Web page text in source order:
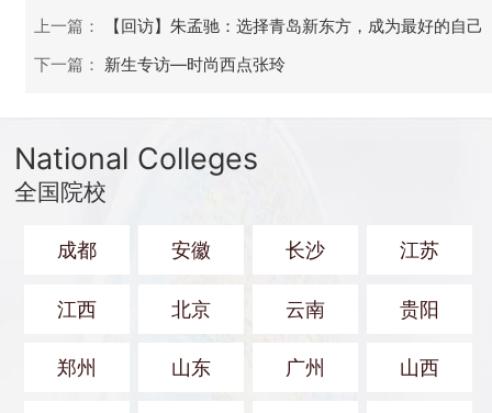
上一篇：
【回访】朱孟驰：选择青岛新东方，成为最好的自己
下一篇： 新生专访—时尚西点张玲
National Colleges
全国院校
成都 安徽 长沙 江苏
江西 北京 云南 贵阳
郑州 山东 广州 山西